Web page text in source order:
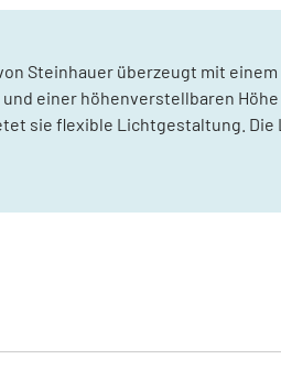
von Steinhauer überzeugt mit
einer höhenverstellbaren
sie flexible Lichtgestaltung. Die